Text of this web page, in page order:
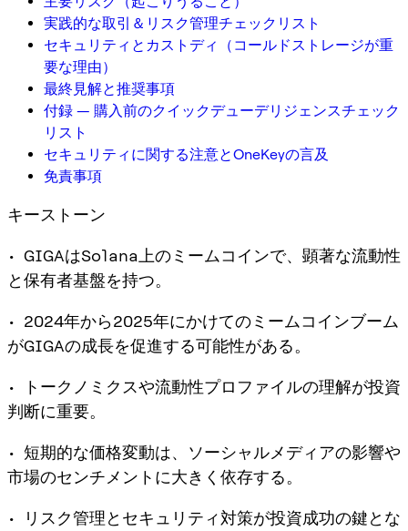
実践的な取引＆リスク管理チェックリスト
セキュリティとカストディ（コールドストレージが重
要な理由）
最終見解と推奨事項
付録 — 購入前のクイックデューデリジェンスチェック
リスト
セキュリティに関する注意とOneKeyの言及
免責事項
キーストーン
• GIGAはSolana上のミームコインで、顕著な流動性
と保有者基盤を持つ。
• 2024年から2025年にかけてのミームコインブーム
がGIGAの成長を促進する可能性がある。
• トークノミクスや流動性プロファイルの理解が投資
判断に重要。
• 短期的な価格変動は、ソーシャルメディアの影響や
市場のセンチメントに大きく依存する。
• リスク管理とセキュリティ対策が投資成功の鍵とな